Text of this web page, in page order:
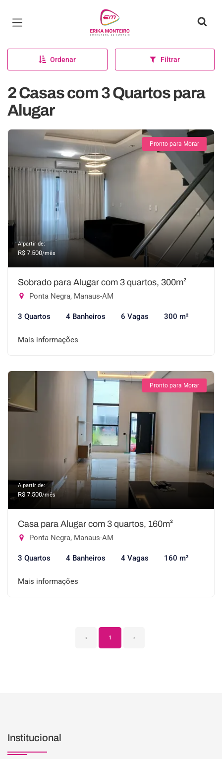
Página inicial
Ordenar Filtrar
2 Casas com 3 Quartos para
Alugar
Pronto para Morar
A partir de:
R$ 7.500/mês
Sobrado para Alugar com 3 quartos, 300m²
Ponta Negra, Manaus-AM
3 Quartos 4 Banheiros 6 Vagas 300 m²
Mais informações
Pronto para Morar
A partir de:
R$ 7.500/mês
Casa para Alugar com 3 quartos, 160m²
Ponta Negra, Manaus-AM
3 Quartos 4 Banheiros 4 Vagas 160 m²
Mais informações
‹ 1 ›
Institucional